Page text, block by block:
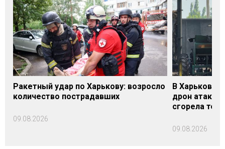
Ракетный удар по Харькову: возросло
количество пострадавших
09.08.2026
В
дрон
сгорела
09.08.2026